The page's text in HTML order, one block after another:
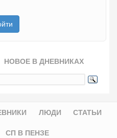
НОВОЕ В ДНЕВНИКАХ
ЛЮДИ СТАТЬИ
СП В ПЕНЗЕ